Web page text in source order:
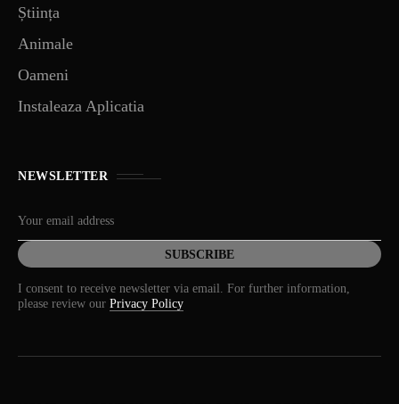
Știința
Animale
Oameni
Instaleaza Aplicatia
NEWSLETTER
I consent to receive newsletter via email. For further information,
please review our Privacy Policy